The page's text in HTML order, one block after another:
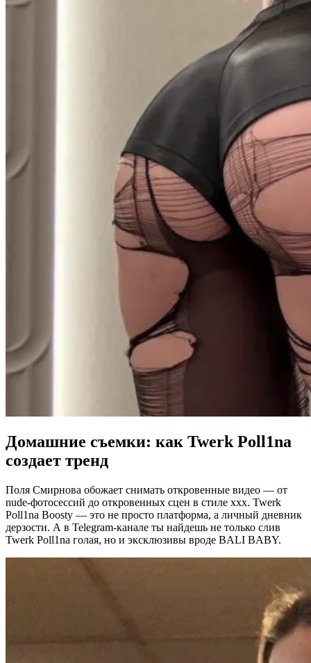
Домашние съемки: как Twerk Poll1na
создает тренд
Поля Смирнова обожает снимать откровенные видео — от
nude-фотосессий до откровенных сцен в стиле xxx. Twerk
Poll1na Boosty — это не просто платформа, а личный дневник
дерзости. А в Telegram-канале ты найдешь не только слив
Twerk Poll1na голая, но и эксклюзивы вроде BALI BABY.